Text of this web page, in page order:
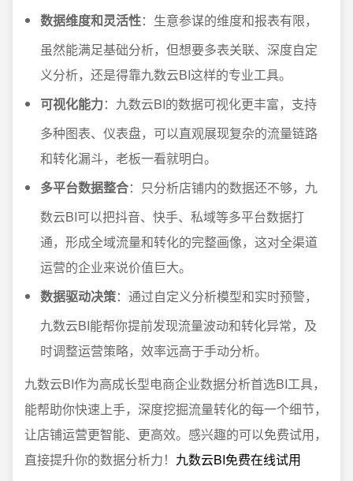
数据维度和灵活性：生意参谋的维度和报表有限，
虽然能满足基础分析，但想要多表关联、深度自定
义分析，还是得靠九数云BI这样的专业工具。
可视化能力：九数云BI的数据可视化更丰富，支持
多种图表、仪表盘，可以直观展现复杂的流量链路
和转化漏斗，老板一看就明白。
多平台数据整合：只分析店铺内的数据还不够，九
数云BI可以把抖音、快手、私域等多平台数据打
通，形成全域流量和转化的完整画像，这对全渠道
运营的企业来说价值巨大。
数据驱动决策：通过自定义分析模型和实时预警，
九数云BI能帮你提前发现流量波动和转化异常，及
时调整运营策略，效率远高于手动分析。
九数云BI作为高成长型电商企业数据分析首选BI工具，
能帮助你快速上手，深度挖掘流量转化的每一个细节，
让店铺运营更智能、更高效。感兴趣的可以免费试用，
直接提升你的数据分析力！ 九数云BI免费在线试用